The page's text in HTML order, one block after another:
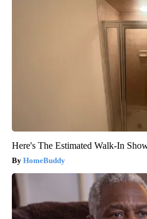
Here's The Estimated Walk-In
HomeBuddy